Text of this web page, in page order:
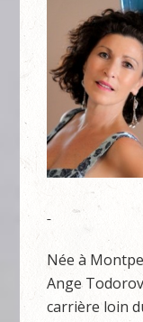
Née à
Ange
carrière loin